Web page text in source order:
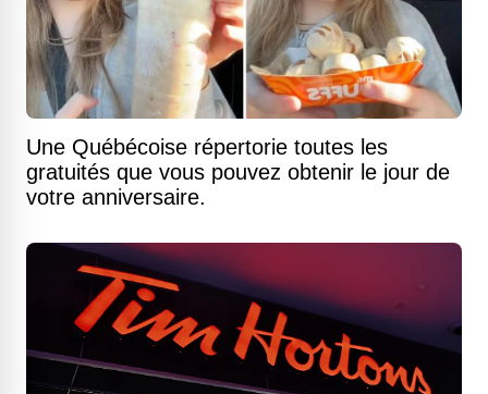
Une Québécoise répertorie toutes les
gratuités que vous pouvez obtenir le jour de
votre anniversaire.